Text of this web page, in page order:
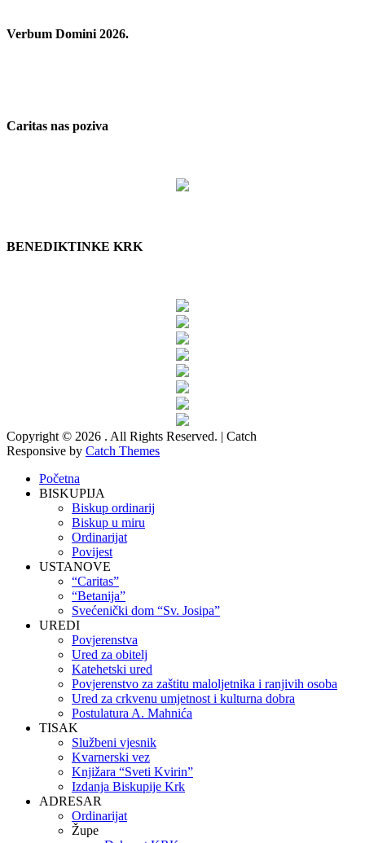
Verbum Domini 2026.
Caritas nas poziva
BENEDIKTINKE KRK
Copyright © 2026 . All Rights Reserved. | Catch
Responsive by Catch Themes
Početna
BISKUPIJA
Biskup ordinarij
Biskup u miru
Ordinarijat
Povijest
USTANOVE
“Caritas”
“Betanija”
Svećenički dom “Sv. Josipa”
UREDI
Povjerenstva
Ured za obitelj
Katehetski ured
Povjerenstvo za zaštitu maloljetnika i ranjivih osoba
Ured za crkvenu umjetnost i kulturna dobra
Postulatura A. Mahnića
TISAK
Službeni vjesnik
Kvarnerski vez
Knjižara “Sveti Kvirin”
Izdanja Biskupije Krk
ADRESAR
Ordinarijat
Župe